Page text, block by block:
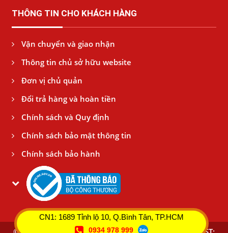
THÔNG TIN CHO KHÁCH HÀNG
Vận chuyển và giao nhận
Thông tin chủ sở hữu website
Đơn vị chủ quản
Đổi trả hàng và hoàn tiền
Chính sách và Quy định
Chính sách bảo mật thông tin
Chính sách bảo hành
CN1: 1689 Tỉnh lộ 10, Q.Bình Tân, TP.HCM
0934 978 999